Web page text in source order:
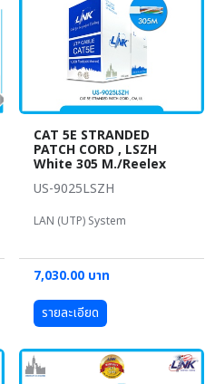
CAT 5E STRANDED
PATCH CORD , LSZH
White 305 M./Reelex
US-9025LSZH
LAN (UTP) System
7,030.00 บาท
รายละเอียด